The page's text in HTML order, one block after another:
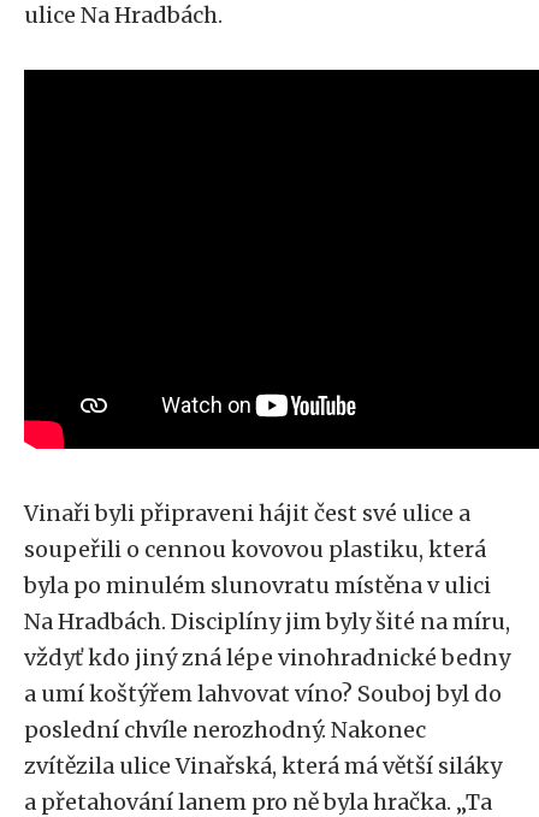
ulice Na Hradbách.
Vinaři byli připraveni hájit čest své ulice a
soupeřili o cennou kovovou plastiku, která
byla po minulém slunovratu místěna v ulici
Na Hradbách. Disciplíny jim byly šité na míru,
vždyť kdo jiný zná lépe vinohradnické bedny
a umí koštýřem lahvovat víno? Souboj byl do
poslední chvíle nerozhodný. Nakonec
zvítězila ulice Vinařská, která má větší siláky
a přetahování lanem pro ně byla hračka. „Ta